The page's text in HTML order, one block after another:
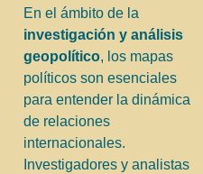
En el ámbito de la
investigación y análisis
geopolítico, los mapas
políticos son esenciales
para entender la dinámica
de relaciones
internacionales.
Investigadores y analistas